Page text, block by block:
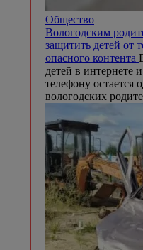
Общество
Вологодским
защитить детей от
опасного контента
детей в интернете
телефону остается
вологодских